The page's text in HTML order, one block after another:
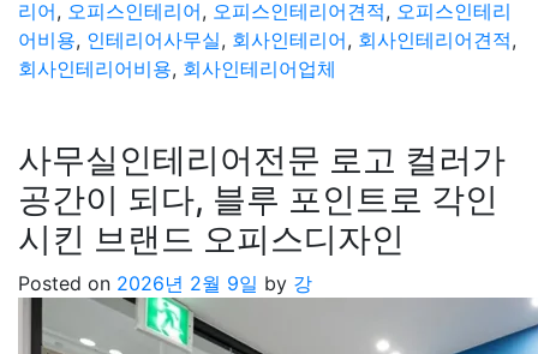
리어, 오피스인테리어, 오피스인테리어견적, 오피스인테리
어비용, 인테리어사무실, 회사인테리어, 회사인테리어견적,
회사인테리어비용, 회사인테리어업체
사무실인테리어전문 로고 컬러가
공간이 되다, 블루 포인트로 각인
시킨 브랜드 오피스디자인
Posted on 2026년 2월 9일 by 강